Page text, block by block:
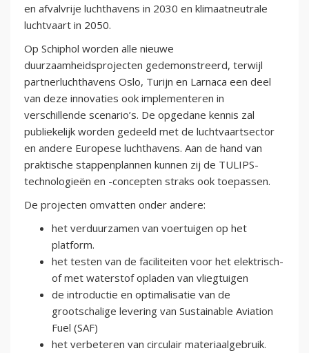
en afvalvrije luchthavens in 2030 en klimaatneutrale
luchtvaart in 2050.
Op Schiphol worden alle nieuwe
duurzaamheidsprojecten gedemonstreerd, terwijl
partnerluchthavens Oslo, Turijn en Larnaca een deel
van deze innovaties ook implementeren in
verschillende scenario’s. De opgedane kennis zal
publiekelijk worden gedeeld met de luchtvaartsector
en andere Europese luchthavens. Aan de hand van
praktische stappenplannen kunnen zij de TULIPS-
technologieën en -concepten straks ook toepassen.
De projecten omvatten onder andere:
het verduurzamen van voertuigen op het
platform.
het testen van de faciliteiten voor het elektrisch-
of met waterstof opladen van vliegtuigen
de introductie en optimalisatie van de
grootschalige levering van Sustainable Aviation
Fuel (SAF)
het verbeteren van circulair materiaalgebruik.